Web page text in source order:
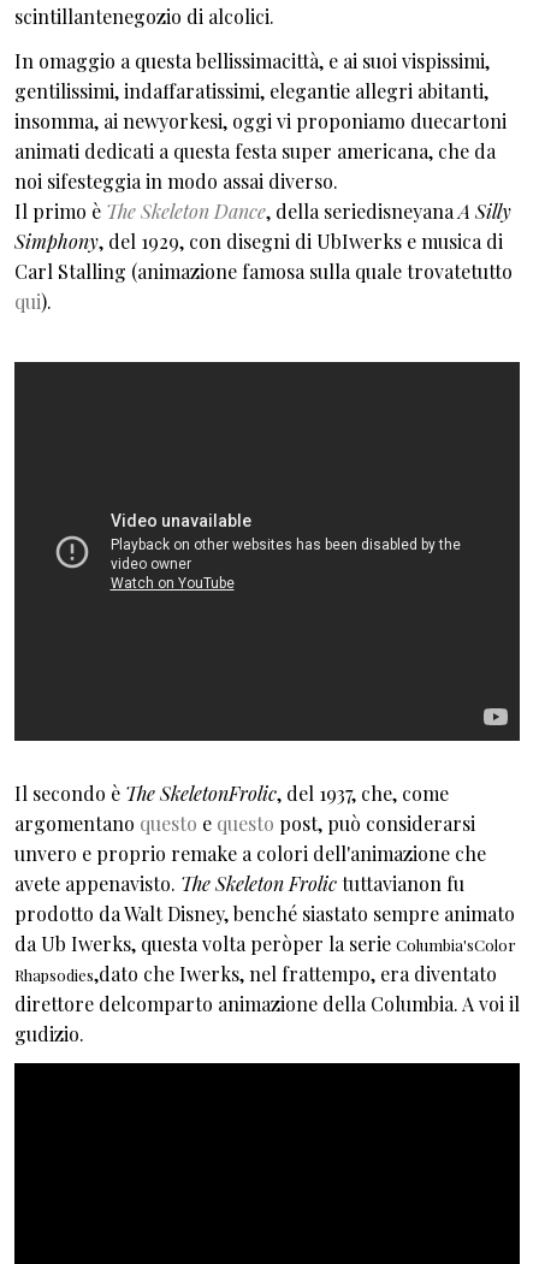
scintillantenegozio di alcolici.
In omaggio a questa bellissimacittà, e ai suoi vispissimi,
gentilissimi, indaffaratissimi, elegantie allegri abitanti,
insomma, ai newyorkesi, oggi vi proponiamo duecartoni
animati dedicati a questa festa super americana, che da
noi sifesteggia in modo assai diverso.
Il primo è The Skeleton Dance, della seriedisneyana A Silly
Simphony, del 1929, con disegni di UbIwerks e musica di
Carl Stalling (animazione famosa sulla quale trovatetutto
qui).
Il secondo è The SkeletonFrolic, del 1937, che, come
argomentano questo e questo post, può considerarsi
unvero e proprio remake a colori dell'animazione che
avete appenavisto. The Skeleton Frolictuttavianon fu
prodotto da Walt Disney, benché siastato sempre animato
da Ub Iwerks, questa volta peròper la serie Columbia'sColor
Rhapsodies,dato che Iwerks, nel frattempo, era diventato
direttore delcomparto animazione della Columbia. A voi il
gudizio.